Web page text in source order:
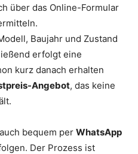
über das Online-Formular
Baujahr und Zustand
erfolgt eine
kurz danach erhalten
Angebot, das keine
bequem per WhatsApp
Der Prozess ist